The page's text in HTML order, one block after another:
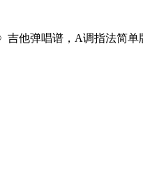
他弹唱谱，A调指法简